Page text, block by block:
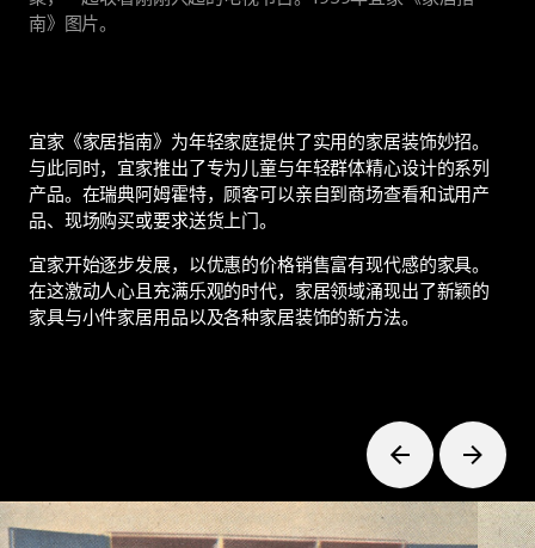
南》图片。
宜家《家居指南》为年轻家庭提供了实用的家居装饰妙招。
与此同时，宜家推出了专为儿童与年轻群体精心设计的系列
产品。在瑞典阿姆霍特，顾客可以亲自到商场查看和试用产
品、现场购买或要求送货上门。
宜家开始逐步发展，以优惠的价格销售富有现代感的家具。
在这激动人心且充满乐观的时代，家居领域涌现出了新颖的
家具与小件家居用品以及各种家居装饰的新方法。